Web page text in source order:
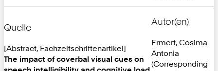
Quelle
[Abstract, Fachzeitschriftenartikel]
The impact of coverbal visual cues on
Autor(en)
Ermert, Cosima
Antonia
(Corresponding